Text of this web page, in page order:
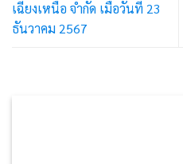
เฉียงเหนือ จำกัด เมื่อวันที่ 23
ธันวาคม 2567